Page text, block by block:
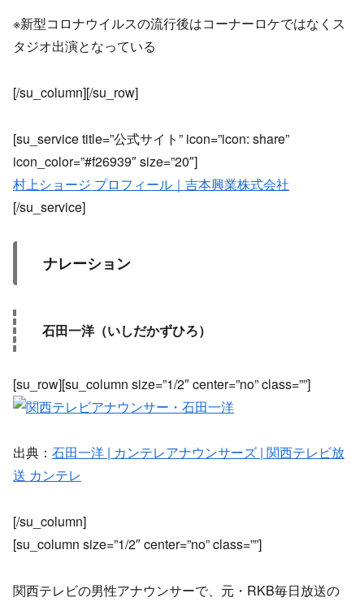
※新型コロナウイルスの流行後はコーナーロケではなくス
タジオ出演となっている
[/su_column][/su_row]
[su_service title=”公式サイト” icon=”icon: share”
icon_color=”#f26939″ size=”20″]
村上ショージ プロフィール｜吉本興業株式会社
[/su_service]
ナレーション
石田一洋（いしだかずひろ）
[su_row][su_column size=”1/2″ center=”no” class=””]
出典： 石田一洋 | カンテレアナウンサーズ | 関西テレビ放
送 カンテレ
[/su_column]
[su_column size=”1/2″ center=”no” class=””]
関西テレビの男性アナウンサーで、元・RKB毎日放送の